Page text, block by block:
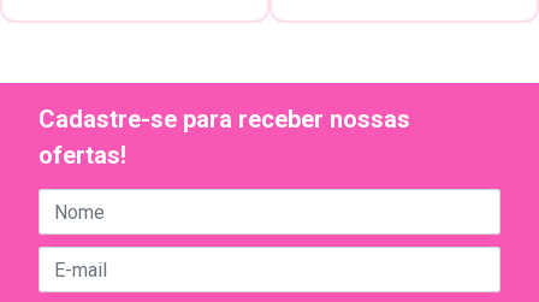
Cadastre-se para receber nossas
ofertas!